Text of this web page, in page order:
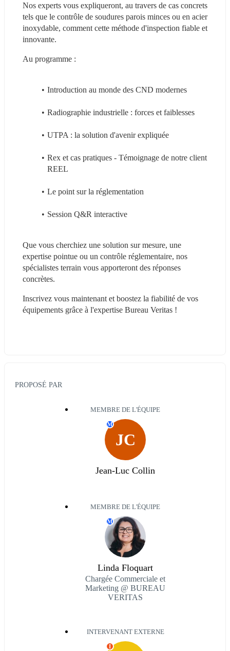
Nos experts vous expliqueront, au travers de cas concrets
tels que le contrôle de soudures parois minces ou en acier
inoxydable, comment cette méthode d'inspection fiable et
innovante.
Au programme :
Introduction au monde des CND modernes
Radiographie industrielle : forces et faiblesses
UTPA : la solution d'avenir expliquée
Rex et cas pratiques - Témoignage de notre client
REEL
Le point sur la réglementation
Session Q&R interactive
Que vous cherchiez une solution sur mesure, une
expertise pointue ou un contrôle réglementaire, nos
spécialistes terrain vous apporteront des réponses
concrètes.
Inscrivez vous maintenant et boostez la fiabilité de vos
équipements grâce à l'expertise Bureau Veritas !
PROPOSÉ PAR
MEMBRE DE L'ÉQUIPE
JC
M
Jean-Luc Collin
MEMBRE DE L'ÉQUIPE
M
Linda Floquart
Chargée Commerciale et
Marketing @ BUREAU
VERITAS
INTERVENANT EXTERNE
I